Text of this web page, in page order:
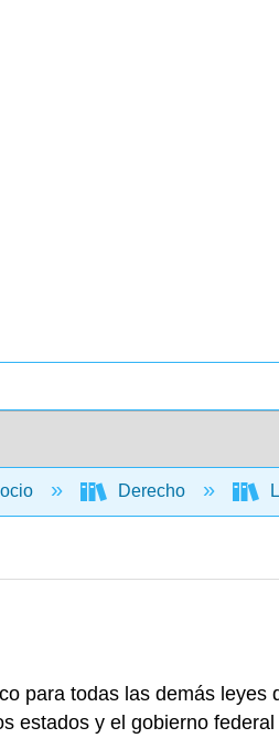
Derecho
para todas las demás
estados y el gobierno